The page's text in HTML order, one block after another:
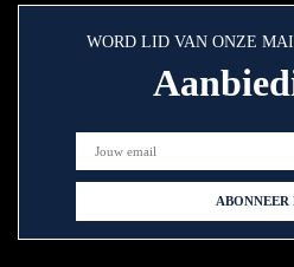
WORD LID VAN ONZE